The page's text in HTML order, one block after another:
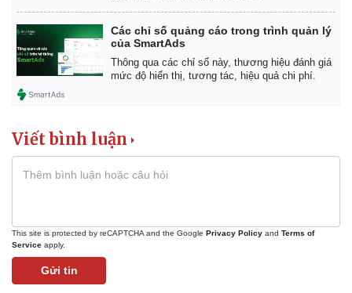
Pháp luật
Tin nóng
Các chỉ số quảng cáo trong trình quản lý
của SmartAds
Thông qua các chỉ số này, thương hiệu đánh giá
mức độ hiển thị, tương tác, hiệu quả chi phí.
Viết bình luận
This site is protected by reCAPTCHA and the Google Privacy Policy and Terms of
Service apply.
Gửi tin